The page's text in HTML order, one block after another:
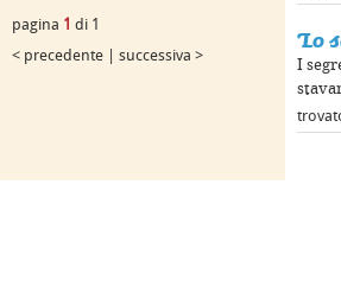
pagina 1 di 1
< precedente | successiva >
Lo
I